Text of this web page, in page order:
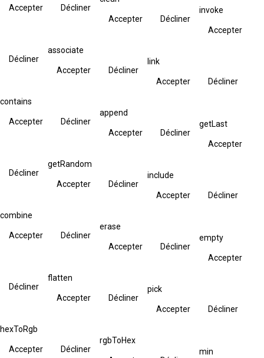
Accepter Décliner
Accepter Décliner
invoke
Accepter
Décliner
associate
Accepter Décliner
link
Accepter Décliner
contains
Accepter Décliner
append
Accepter Décliner
getLast
Accepter
Décliner
getRandom
Accepter Décliner
include
Accepter Décliner
combine
Accepter Décliner
erase
Accepter Décliner
empty
Accepter
Décliner
flatten
Accepter Décliner
pick
Accepter Décliner
hexToRgb
Accepter Décliner
rgbToHex
min